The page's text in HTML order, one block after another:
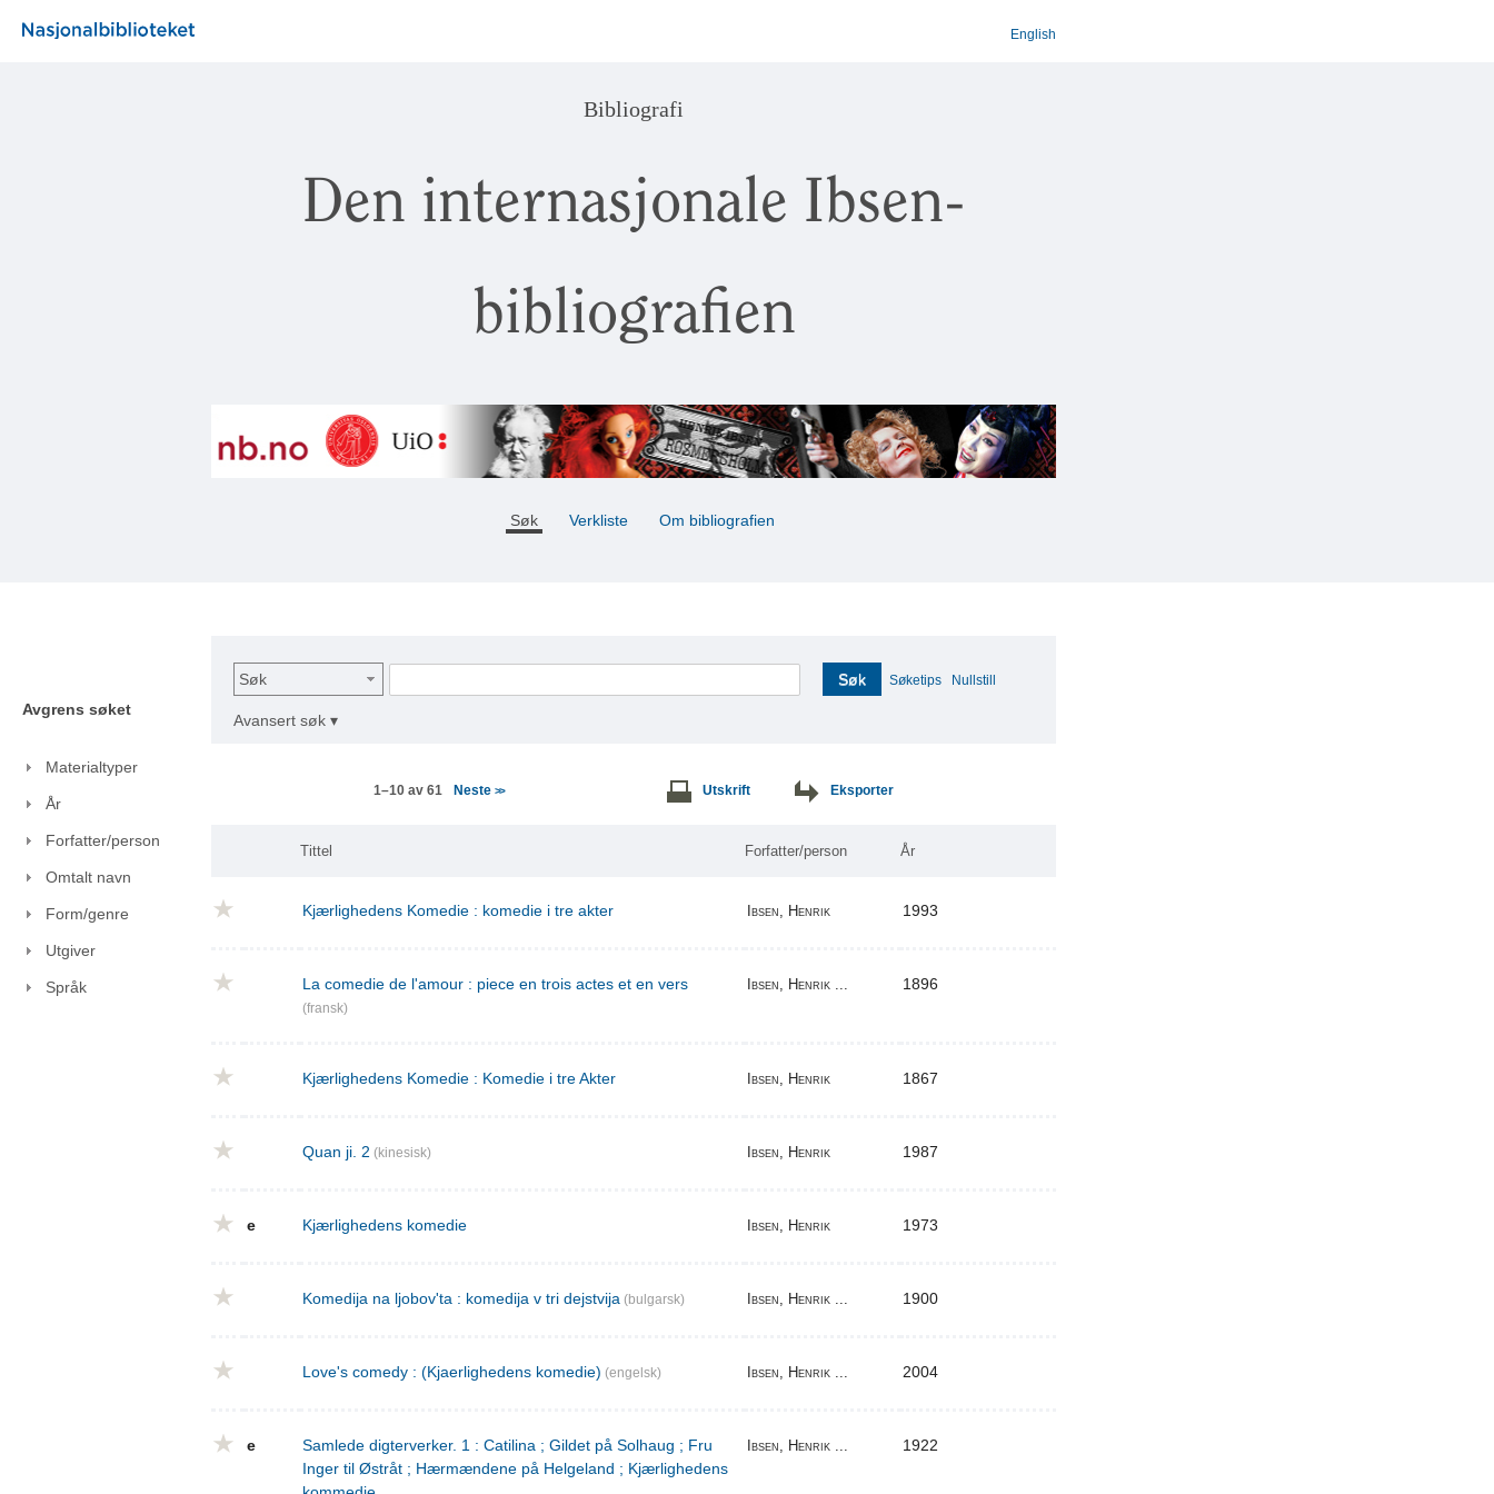
English
Bibliografi
Den internasjonale Ibsen-
bibliografien
Søk Verkliste Om bibliografien
Avgrens søket
Materialtyper
År
Forfatter/person
Omtalt navn
Form/genre
Utgiver
Språk
Søk Søk Søketips Nullstill
Avansert søk ▾
1–10 av 61 Neste>> Utskrift Eksporter
Tittel Forfatter/person År
Kjærlighedens Komedie : komedie i tre akter Ibsen, Henrik 1993
La comedie de l'amour : piece en trois actes et en vers
(fransk)
Ibsen, Henrik ... 1896
Kjærlighedens Komedie : Komedie i tre Akter Ibsen, Henrik 1867
Quan ji. 2 (kinesisk) Ibsen, Henrik 1987
e Kjærlighedens komedie Ibsen, Henrik 1973
Komedija na ljobov'ta : komedija v tri dejstvija (bulgarsk) Ibsen, Henrik ... 1900
Love's comedy : (Kjaerlighedens komedie) (engelsk) Ibsen, Henrik ... 2004
e
Samlede digterverker. 1 : Catilina ; Gildet på Solhaug ; Fru
Inger til Østråt ; Hærmændene på Helgeland ; Kjærlighedens
Ibsen, Henrik ... 1922